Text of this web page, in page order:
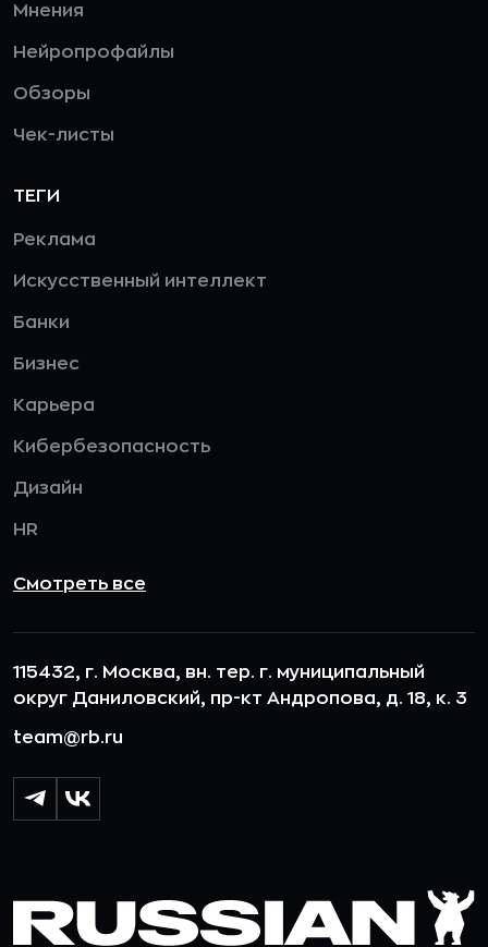
Мнения
Нейропрофайлы
Обзоры
Чек-листы
ТЕГИ
Реклама
Искусственный интеллект
Банки
Бизнес
Карьера
Кибербезопасность
Дизайн
HR
Смотреть все
115432, г. Москва, вн. тер. г. муниципальный
округ Даниловский, пр-кт Андропова, д. 18, к. 3
team@rb.ru